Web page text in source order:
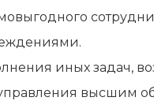
иных задач,
высшим